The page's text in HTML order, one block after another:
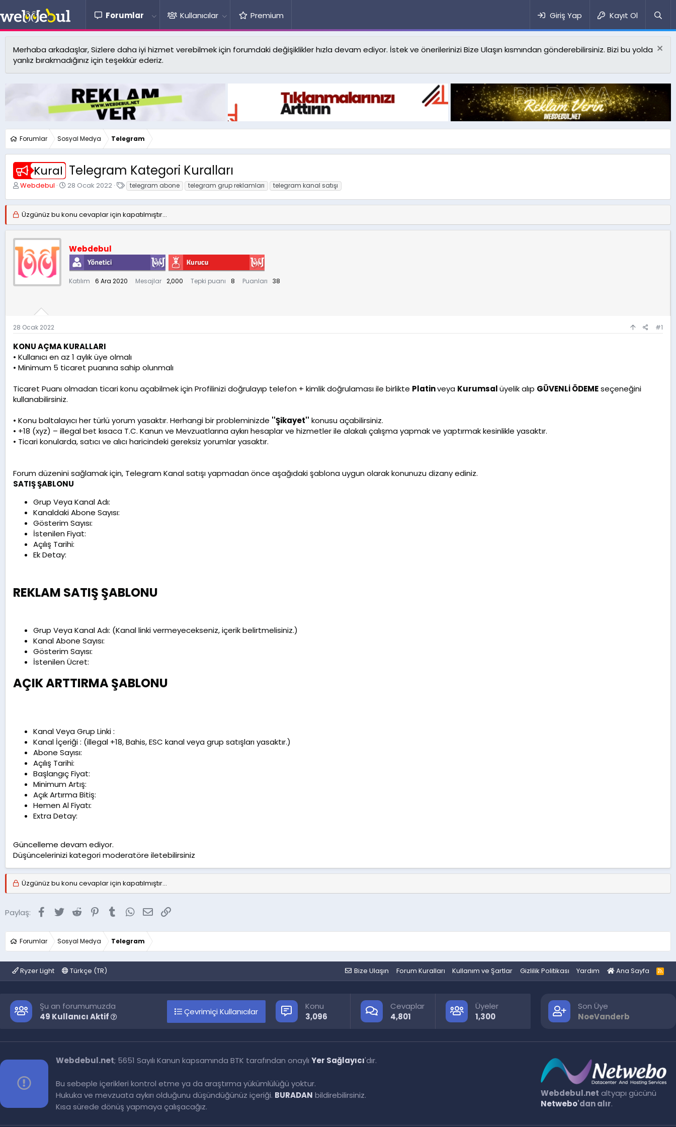
Forumlar Kullanıcılar Premium Giriş Yap Kayıt Ol
Merhaba arkadaşlar, Sizlere daha iyi hizmet verebilmek için forumdaki değişiklikler hızla devam ediyor. İstek ve önerilerinizi Bize Ulaşın kısmından gönderebilirsiniz. Bizi bu yolda
yanlız bırakmadığınız için teşekkür ederiz.
Forumlar Sosyal Medya Telegram
Kural Telegram Kategori Kuralları
K
n
u
b
a
ş
a
t
Webdebul
B
ş
l
ç
28 Ocak 2022
E
i
k
r
telegram abone telegram grup reklamları telegram kanal satışı
Üzgünüz bu konu cevaplar için kapatılmıştır...
Webdebul
Katılım 6 Ara 2020 Mesajlar 2,000 Tepki puanı 8 Puanları 38
28 Ocak 2022 #1
KONU AÇMA KURALLARI
• Kullanıcı en az 1 aylık üye olmalı
• Minimum 5 ticaret puanına sahip olunmalı
Ticaret Puanı olmadan ticari konu açabilmek için Profilinizi doğrulayıp telefon + kimlik doğrulaması ile birlikte Platinveya Kurumsalüyelik alıp GÜVENLİ ÖDEMEseçeneğini
kullanabilirsiniz.
• Konu baltalayıcı her türlü yorum yasaktır. Herhangi bir probleminizde ''Şikayet'' konusu açabilirsiniz.
• +18 (xyz) – illegal bet kısaca T.C. Kanun ve Mevzuatlarına aykırı hesaplar ve hizmetler ile alakalı çalışma yapmak ve yaptırmak kesinlikle yasaktır.
• Ticari konularda, satıcı ve alıcı haricindeki gereksiz yorumlar yasaktır.
Forum düzenini sağlamak için, Telegram Kanal satışı yapmadan önce aşağıdaki şablona uygun olarak konunuzu dizany ediniz.
SATIŞ ŞABLONU
Grup Veya Kanal Adı:
Kanaldaki Abone Sayısı:
Gösterim Sayısı:
İstenilen Fiyat:
Açılış Tarihi:
Ek Detay:
REKLAM SATIŞ ŞABLONU
Grup Veya Kanal Adı: (Kanal linki vermeyecekseniz, içerik belirtmelisiniz.)
Kanal Abone Sayısı:
Gösterim Sayısı:
İstenilen Ücret:
AÇIK ARTTIRMA ŞABLONU
Kanal Veya Grup Linki :
Kanal İçeriği : (illegal +18, Bahis, ESC kanal veya grup satışları yasaktır.)
Abone Sayısı:
Açılış Tarihi:
Başlangıç Fiyat:
Minimum Artış:
Açık Artırma Bitiş:
Hemen Al Fiyatı:
Extra Detay:
Güncelleme devam ediyor.
Düşüncelerinizi kategori moderatöre iletebilirsiniz
Üzgünüz bu konu cevaplar için kapatılmıştır...
Paylaş: FacebookTwitterReddit PinterestTumblrWhatsApp
E-posta
Forumlar Sosyal Medya Telegram
Ryzer Light Türkçe (TR) Bize Ulaşın Forum Kuralları Kullanım ve Şartlar Gizlilik Politikası Yardım Ana Sayfa
R
S
Şu an forumumuzda
49 Kullanıcı Aktif
Çevrimiçi Kullanıcılar
Konu
3,096
Cevaplar
4,801
Üyeler
1,300
Son Üye
NoeVanderb
Webdebul.net; 5651 Sayılı Kanun kapsamında BTK tarafından onaylı Yer Sağlayıcı'dır.
Bu sebeple içerikleri kontrol etme ya da araştırma yükümlülüğü yoktur.
Hukuka ve mevzuata aykırı olduğunu düşündüğünüz içeriği. BURADAN bildirebilirsiniz.
Kısa sürede dönüş yapmaya çalışacağız.
Webdebul.net altyapı gücünü
Netwebo'dan alır.